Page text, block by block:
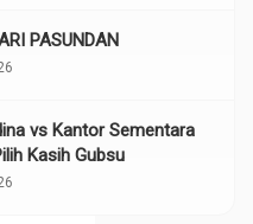
PASUNDAN
vs Kantor Sementara
Kasih Gubsu